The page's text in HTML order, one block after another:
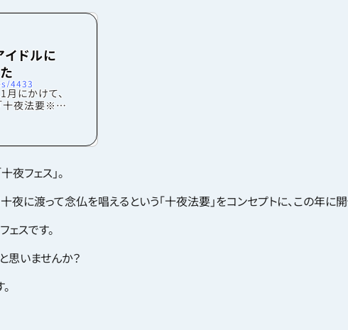
イドルに
4433
にかけて、
十夜法要※」
今，表現し
上げたフェス
反省から、
とです。今回
フェス」。
に渡って念仏を唱えるという「十夜法要」をコンセプトに、この年に
スです。
思いませんか？